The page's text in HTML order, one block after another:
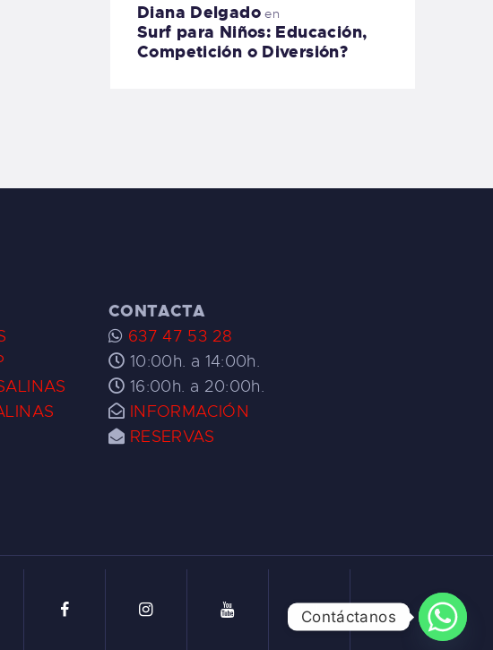
Diana Delgadoen
Surf para Niños: Educación,
Competición o Diversión?
CONTACTA
637 47 53 28
10:00h. a 14:00h.
16:00h. a 20:00h.
INFORMACIÓN
RESERVAS
Contáctanos